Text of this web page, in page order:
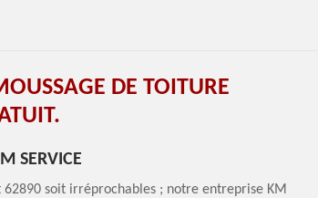
DE TOITURE
SERVICE
soit irréprochables ; notre entreprise KM